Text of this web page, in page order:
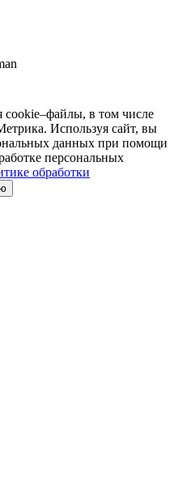
cookie–файлы, в том числе
Используя сайт, вы
данных при помощи
персональных
обработки